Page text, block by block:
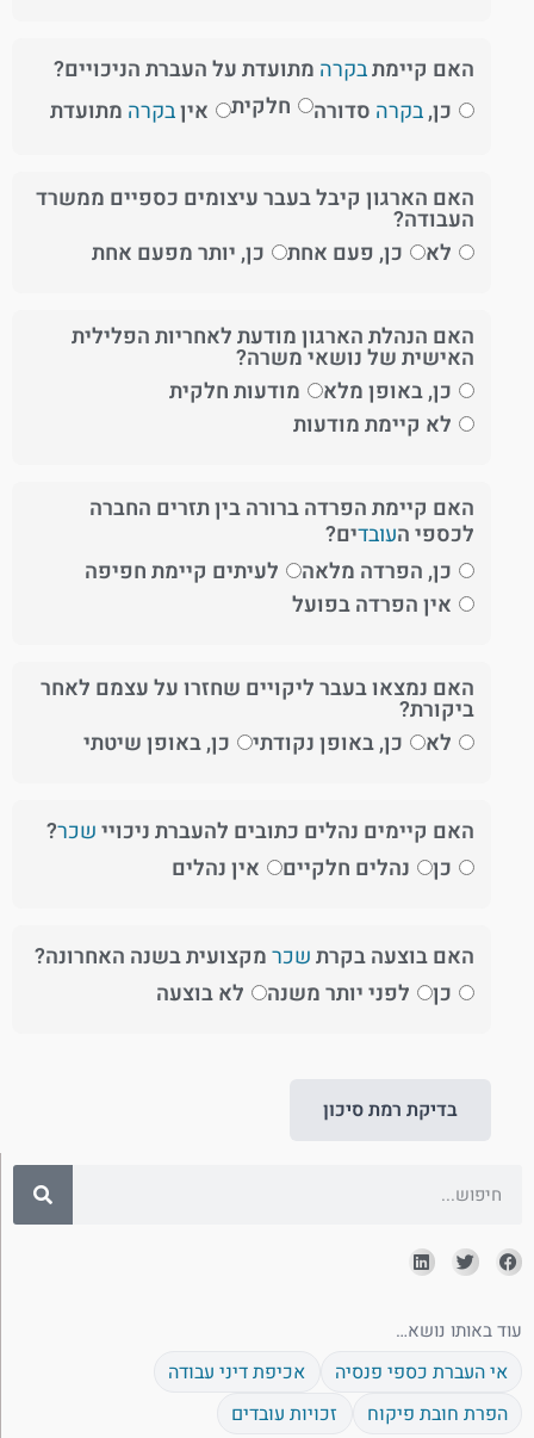
עוד באותו נושא…
אי העברת כספי פנסיה
אכיפת דיני עבודה
הפרת חובת פיקוח
זכויות עובדים
האם קיימתבקרהמתועדת על העברת הניכויים?
כן,בקרהסדורה חלקית איןבקרהמתועדת
האם הארגון קיבל בעבר עיצומים כספיים ממשרד
העבודה?
לא
כן, פעם אחת כן, יותר מפעם אחת
האם הנהלת הארגון מודעת לאחריות הפלילית
האישית של נושאי משרה?
כן, באופן מלא
מודעות חלקית
לא קיימת מודעות
האם קיימת הפרדה ברורה בין תזרים החברה
לכספי העובדים?
כן, הפרדה מלאה
לעיתים קיימת חפיפה
אין הפרדה בפועל
האם נמצאו בעבר ליקויים שחזרו על עצמם לאחר
ביקורת?
לא
כן, באופן נקודתי כן, באופן שיטתי
האם קיימים נהלים כתובים להעברת ניכויישכר?
כן
נהלים חלקיים אין נהלים
האם בוצעה בקרתשכרמקצועית בשנה האחרונה?
כן
לפני יותר משנה לא בוצעה
בדיקת רמת סיכון